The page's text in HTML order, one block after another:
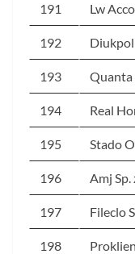
191 Lw
192 Diukpol
193 Quanta
194 Real
195 Stado
196 Amj Sp.
197 Fileclo
198